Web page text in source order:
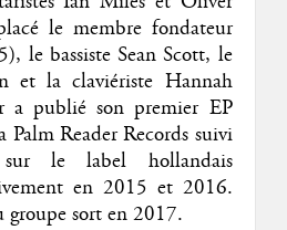
le membre fondateur
le bassiste Sean Scott, le
et la claviériste Hannah
a publié son premier EP
Reader Records suivi
le label hollandais
en 2015 et 2016.
sort en 2017.